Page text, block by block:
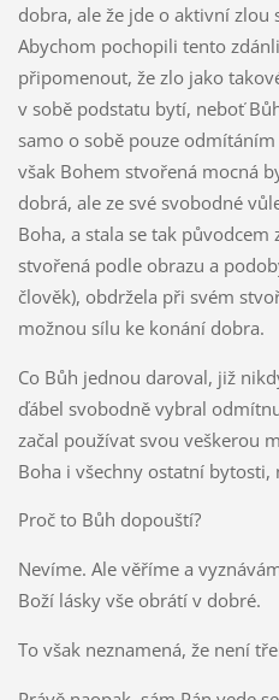
dobra, ale že jde o aktivní zlou
Abychom pochopili tento
připomenout, že zlo jako
v sobě podstatu bytí, neboť
samo o sobě pouze
však Bohem stvořená mocná
dobrá, ale ze své svobodné
Boha, a stala se tak
stvořená podle obrazu a
člověk), obdržela při svém
možnou sílu ke konání dobra.
Co Bůh jednou daroval, již
ďábel svobodně vybral
začal používat svou veškerou
Boha i všechny ostatní
Proč to Bůh dopouští?
Nevíme. Ale věříme a
Boží lásky vše obrátí v dobré.
To však neznamená, že není